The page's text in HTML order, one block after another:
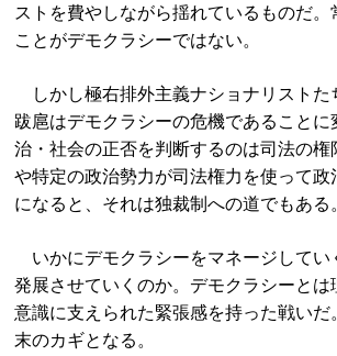
ストを費やしながら揺れているものだ。
ことがデモクラシーではない。
しかし極右排外主義ナショナリストた
跋扈はデモクラシーの危機であることに
治・社会の正否を判断するのは司法の権
や特定の政治勢力が司法権力を使って政
になると、それは独裁制への道でもある
いかにデモクラシーをマネージしてい
発展させていくのか。デモクラシーとは
意識に支えられた緊張感を持った戦いだ
末のカギとなる。